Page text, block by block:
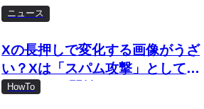
ニュース
Xの長押しで変化する画像がうざ
い？Xは「スパム攻撃」として取
り締まりを開始
HowTo